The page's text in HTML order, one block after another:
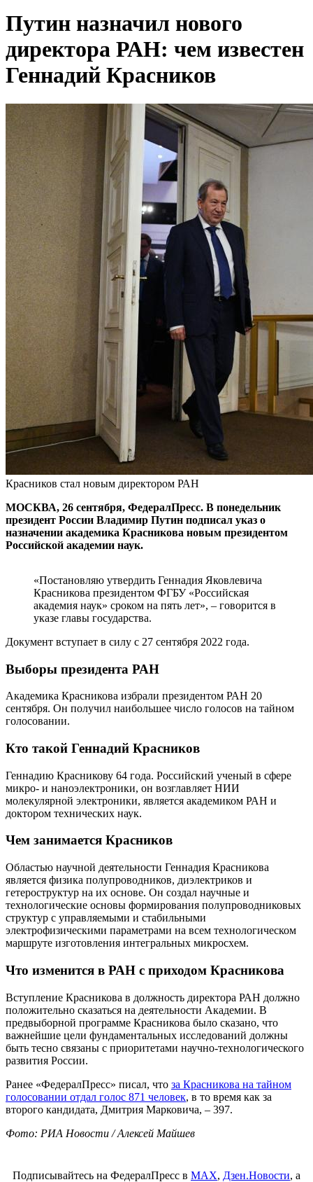
Путин назначил нового
директора РАН: чем известен
Геннадий Красников
Красников стал новым директором РАН
МОСКВА, 26 сентября, ФедералПресс. В понедельник
президент России Владимир Путин подписал указ о
назначении академика Красникова новым президентом
Российской академии наук.
«Постановляю утвердить Геннадия Яковлевича
Красникова президентом ФГБУ «Российская
академия наук» сроком на пять лет», – говорится в
указе главы государства.
Документ вступает в силу с 27 сентября 2022 года.
Выборы президента РАН
Академика Красникова избрали президентом РАН 20
сентября. Он получил наибольшее число голосов на тайном
голосовании.
Кто такой Геннадий Красников
Геннадию Красникову 64 года. Российский ученый в сфере
микро- и наноэлектроники, он возглавляет НИИ
молекулярной электроники, является академиком РАН и
доктором технических наук.
Чем занимается Красников
Областью научной деятельности Геннадия Красникова
является физика полупроводников, диэлектриков и
гетероструктур на их основе. Он создал научные и
технологические основы формирования полупроводниковых
структур с управляемыми и стабильными
электрофизическими параметрами на всем технологическом
маршруте изготовления интегральных микросхем.
Что изменится в РАН с приходом Красникова
Вступление Красникова в должность директора РАН должно
положительно сказаться на деятельности Академии. В
предвыборной программе Красникова было сказано, что
важнейшие цели фундаментальных исследований должны
быть тесно связаны с приоритетами научно-технологического
развития России.
Ранее «ФедералПресс» писал, что за Красникова на тайном
голосовании отдал голос 871 человек, в то время как за
второго кандидата, Дмитрия Марковича, – 397.
Фото: РИА Новости / Алексей Майшев
Подписывайтесь на ФедералПресс в МАХ, Дзен.Новости, а